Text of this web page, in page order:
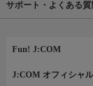
サポート・よくある質
Fun! J:COM
J:COM オフィシャ